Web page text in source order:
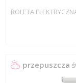
ROLETA
przepuszcza